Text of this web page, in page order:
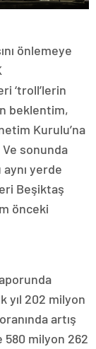
önlemeye
‘troll’lerin
beklentim,
Kurulu’na
sonunda
aynı yerde
Beşiktaş
önceki
yıl 202 milyon
artış
milyon 262